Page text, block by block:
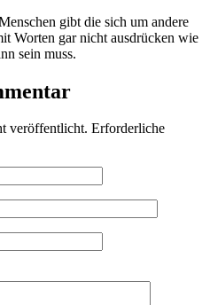
gibt die sich um andere
Worten gar nicht ausdrücken wie
sein muss.
veröffentlicht. Erforderliche